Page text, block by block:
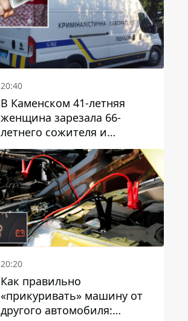
20:40
В Каменском 41-летняя
женщина зарезала 66-
летнего сожителя и
пыталась обмануть
полицейских
20:20
Как правильно
«прикуривать» машину от
другого автомобиля: